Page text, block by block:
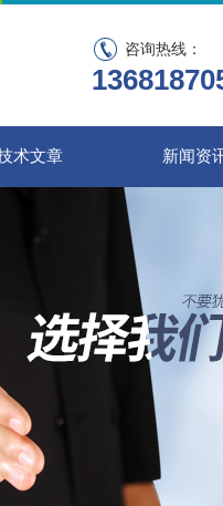
咨询热线：
术文章 新闻资